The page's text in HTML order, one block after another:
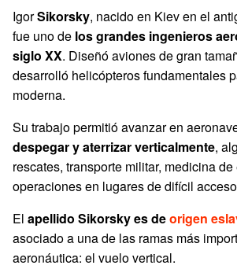
IgorSikorsky, nacido en Kiev en el
fue uno de los grandes ingenieros
siglo XX. Diseñó aviones de gran
desarrolló helicópteros fundamentales
moderna.
Su trabajo permitió avanzar en
despegar y aterrizar verticalmente,
rescates, transporte militar, medicina
operaciones en lugares de difícil
El apellido Sikorsky es deorigen
asociado a una de las ramas más
aeronáutica: el vuelo vertical.